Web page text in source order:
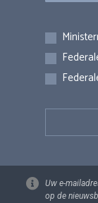
Uw e-
op de